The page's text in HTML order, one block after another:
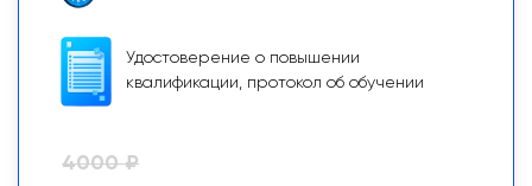
Удостоверение о повышении
квалификации, протокол об обучении
4000 ₽